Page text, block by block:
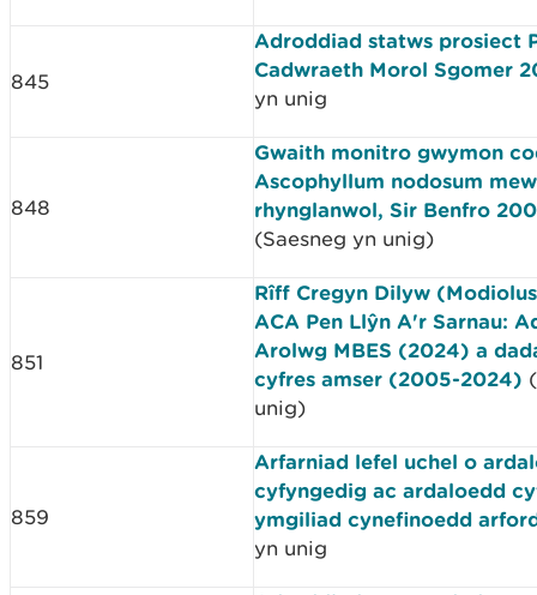
845
Adroddiad statws prosiect
Cadwraeth Morol Sgomer
yn unig
848
Gwaith monitro gwymon
Ascophyllum nodosum
rhynglanwol, Sir Benfro
(Saesneg yn unig)
851
Rîff Cregyn Dilyw
ACA Pen Llŷn A'r Sarnau:
Arolwg MBES (2024) a
cyfres amser (2005-2024)
unig)
859
Arfarniad lefel uchel o
cyfyngedig ac ardaloedd
ymgiliad cynefinoedd
yn unig